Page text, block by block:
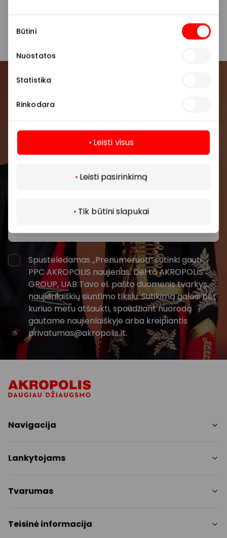
pasirinkimas
Būtini
Nuostatos
Statistika
Rinkodara
Leisti visus
Leisti pasirinkimą
Tik būtini slapukai
Pirmieji sužinokite apie geriausius pasiūlymus,
renginius ir naujausią informaciją iš AKROPOLIS
prekybos centro.
Spustelėdamas „Prenumeruoti“ sutinki gauti
PPC AKROPOLIS naujienas. Dėl to AKROPOLIS
GROUP, UAB Tavo el. pašto duomenis tvarkys
naujienlaiškių siuntimo tikslu. Sutikimą galėsi bet
kuriuo metu atšaukti, spaudžiant nuorodą
gautame naujienlaiškyje arba kreipiantis
privatumas@akropolis.lt.
Daugiau
Navigacija
Paslaugos
Pramogos
Lankytojams
Nemokami patogumai
Kontaktai
Tvarumas
Tvarumo ataskaita
Teisinė informacija